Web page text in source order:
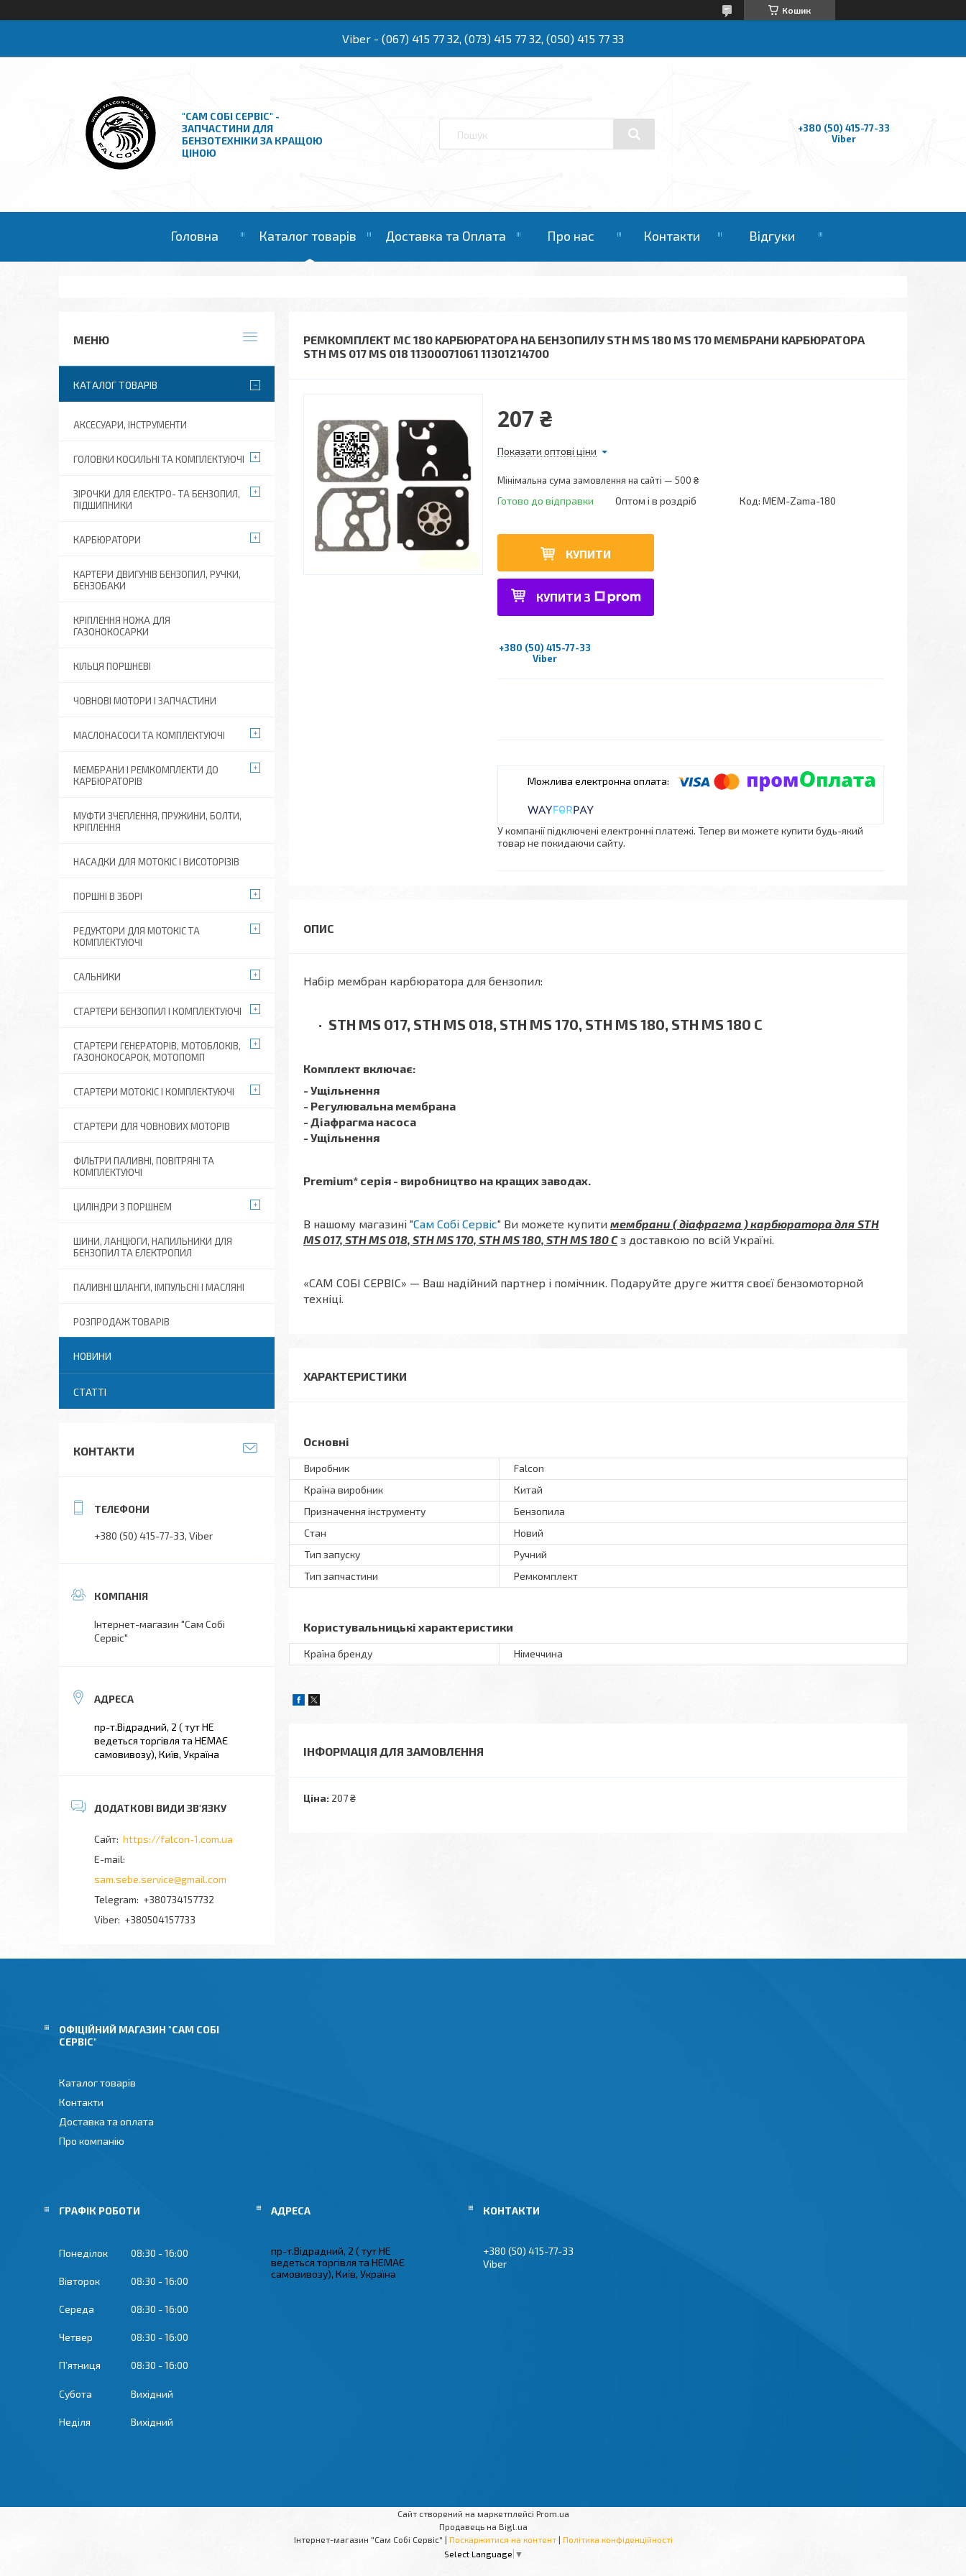
Кошик
Viber - (067) 415 77 32, (073) 415 77 32, (050) 415 77 33
"САМ СОБІ СЕРВІС" -
ЗАПЧАСТИНИ ДЛЯ
БЕНЗОТЕХНІКИ ЗА КРАЩОЮ
ЦІНОЮ
+380 (50) 415-77-33
Viber
Головна Каталог товарів Доставка та Оплата Про нас Контакти Відгуки
РЕМКОМПЛЕКТ МС 180 КАРБЮРАТОРА НА БЕНЗОПИЛУ STH MS 180 MS 170 МЕМБРАНИ КАРБЮРАТОРА
STH MS 017 MS 018 11300071061 11301214700
207 ₴
Показати оптові ціни
Мінімальна сума замовлення на сайті — 500 ₴
Готово до відправки Оптом і в роздріб Код: MEM-Zama-180
КУПИТИ
КУПИТИ З
+380 (50) 415-77-33
Viber
У компанії підключені електронні платежі. Тепер ви можете купити будь-який
товар не покидаючи сайту.
Набір мембран карбюратора для бензопил:
STH MS 017, STH MS 018, STH MS 170, STH MS 180, STH MS 180 C
Комплект включає:
- Ущільнення
- Регулювальна мембрана
- Діафрагма насоса
- Ущільнення
Premium* серія - виробництво на кращих заводах.
В нашому магазині "Сам Собі Сервіс" Ви можете купити мембрани ( діафрагма ) карбюратора для STH
MS 017, STH MS 018, STH MS 170, STH MS 180, STH MS 180 Cз доставкою по всій Україні.
«САМ СОБІ СЕРВІС» — Ваш надійний партнер і помічник. Подаруйте друге життя своєї бензомоторной
техніці.
ХАРАКТЕРИСТИКИ
Основні
Виробник
Falcon
Країна виробник
Китай
Призначення інструменту
Бензопила
Стан
Новий
Тип запуску
Ручний
Тип запчастини
Ремкомплект
Користувальницькі характеристики
Країна бренду Німеччина
ІНФОРМАЦІЯ ДЛЯ ЗАМОВЛЕННЯ
Ціна: 207 ₴
КАТАЛОГ ТОВАРІВ
АКСЕСУАРИ, ІНСТРУМЕНТИ
ГОЛОВКИ КОСИЛЬНІ ТА КОМПЛЕКТУЮЧІ
ЗІРОЧКИ ДЛЯ ЕЛЕКТРО- ТА БЕНЗОПИЛ,
ПІДШИПНИКИ
КАРБЮРАТОРИ
КАРТЕРИ ДВИГУНІВ БЕНЗОПИЛ, РУЧКИ,
БЕНЗОБАКИ
КРІПЛЕННЯ НОЖА ДЛЯ
ГАЗОНОКОСАРКИ
КІЛЬЦЯ ПОРШНЕВІ
ЧОВНОВІ МОТОРИ І ЗАПЧАСТИНИ
МАСЛОНАСОСИ ТА КОМПЛЕКТУЮЧІ
МЕМБРАНИ І РЕМКОМПЛЕКТИ ДО
КАРБЮРАТОРІВ
МУФТИ ЗЧЕПЛЕННЯ, ПРУЖИНИ, БОЛТИ,
КРІПЛЕННЯ
НАСАДКИ ДЛЯ МОТОКІС І ВИСОТОРІЗІВ
ПОРШНІ В ЗБОРІ
РЕДУКТОРИ ДЛЯ МОТОКІС ТА
КОМПЛЕКТУЮЧІ
САЛЬНИКИ
СТАРТЕРИ БЕНЗОПИЛ І КОМПЛЕКТУЮЧІ
СТАРТЕРИ ГЕНЕРАТОРІВ, МОТОБЛОКІВ,
ГАЗОНОКОСАРОК, МОТОПОМП
СТАРТЕРИ МОТОКІС І КОМПЛЕКТУЮЧІ
СТАРТЕРИ ДЛЯ ЧОВНОВИХ МОТОРІВ
ФІЛЬТРИ ПАЛИВНІ, ПОВІТРЯНІ ТА
КОМПЛЕКТУЮЧІ
ЦИЛІНДРИ З ПОРШНЕМ
ШИНИ, ЛАНЦЮГИ, НАПИЛЬНИКИ ДЛЯ
БЕНЗОПИЛ ТА ЕЛЕКТРОПИЛ
ПАЛИВНІ ШЛАНГИ, ІМПУЛЬСНІ І МАСЛЯНІ
РОЗПРОДАЖ ТОВАРІВ
НОВИНИ
СТАТТІ
КОНТАКТИ
+380 (50) 415-77-33 Viber
Інтернет-магазин "Сам Собі
Сервіс"
пр-т.Відрадний, 2 ( тут НЕ
ведеться торгівля та НЕМАЄ
самовивозу), Київ, Україна
https://falcon-1.com.ua
sam.sebe.service@gmail.com
+380734157732
+380504157733
ОФІЦІЙНИЙ МАГАЗИН "САМ СОБІ
СЕРВІС"
Каталог товарів
Контакти
Доставка та оплата
Про компанію
ГРАФІК РОБОТИ
Понеділок 08:30 16:00
Вівторок 08:30 16:00
Середа 08:30 16:00
Четвер 08:30 16:00
Пʼятниця 08:30 16:00
Субота Вихідний
Неділя Вихідний
пр-т.Відрадний, 2 ( тут НЕ
ведеться торгівля та НЕМАЄ
самовивозу), Київ, Україна
+380 (50) 415-77-33
Viber
Сайт створений на маркетплейсі Prom.ua
Продавець на Bigl.ua
Інтернет-магазин "Сам Собі Сервіс" | Поскаржитися на контент | Політика конфіденційності
Select Language ▼